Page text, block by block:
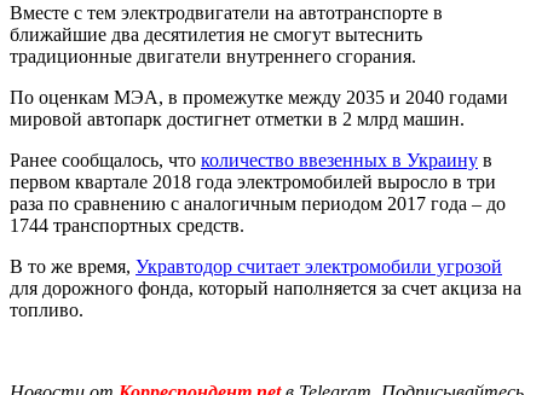
Вместе с тем электродвигатели на автотранспорте в
ближайшие два десятилетия не смогут вытеснить
традиционные двигатели внутреннего сгорания.
По оценкам МЭА, в промежутке между 2035 и 2040 годами
мировой автопарк достигнет отметки в 2 млрд машин.
Ранее сообщалось, что количество ввезенных в Украину в
первом квартале 2018 года электромобилей выросло в три
раза по сравнению с аналогичным периодом 2017 года – до
1744 транспортных средств.
В то же время, Укравтодор считает электромобили угрозой
для дорожного фонда, который наполняется за счет акциза на
топливо.